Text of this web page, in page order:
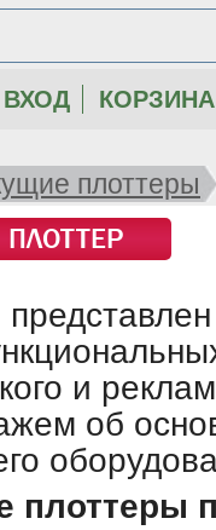
ВХОД КОРЗИНА
плоттеры
и
об
плоттеры